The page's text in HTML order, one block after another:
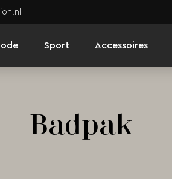
Sport Accessoires
Badpak